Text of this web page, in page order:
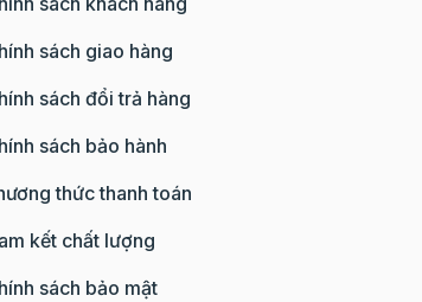
trở lên)
tiếp ánh sáng mặt trời
sách giao hàng
sách đổi trả hàng
sách bảo hành
thức thanh toán
kết chất lượng
sách bảo mật